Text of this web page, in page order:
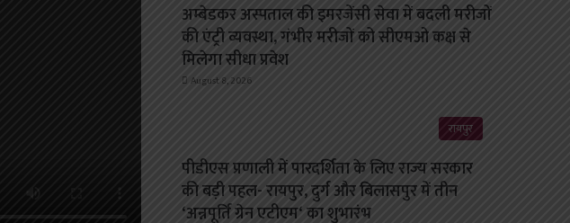
अम्बेडकर अस्पताल की इमरजेंसी सेवा में बदली मरीजों
की एंट्री व्यवस्था, गंभीर मरीजों को सीएमओ कक्ष से
मिलेगा सीधा प्रवेश
August 8, 2026
रायपुर
पीडीएस प्रणाली में पारदर्शिता के लिए राज्य सरकार
की बड़ी पहल- रायपुर, दुर्ग और बिलासपुर में तीन
‘अन्नपूर्ति ग्रेन एटीएम‘ का शुभारंभ